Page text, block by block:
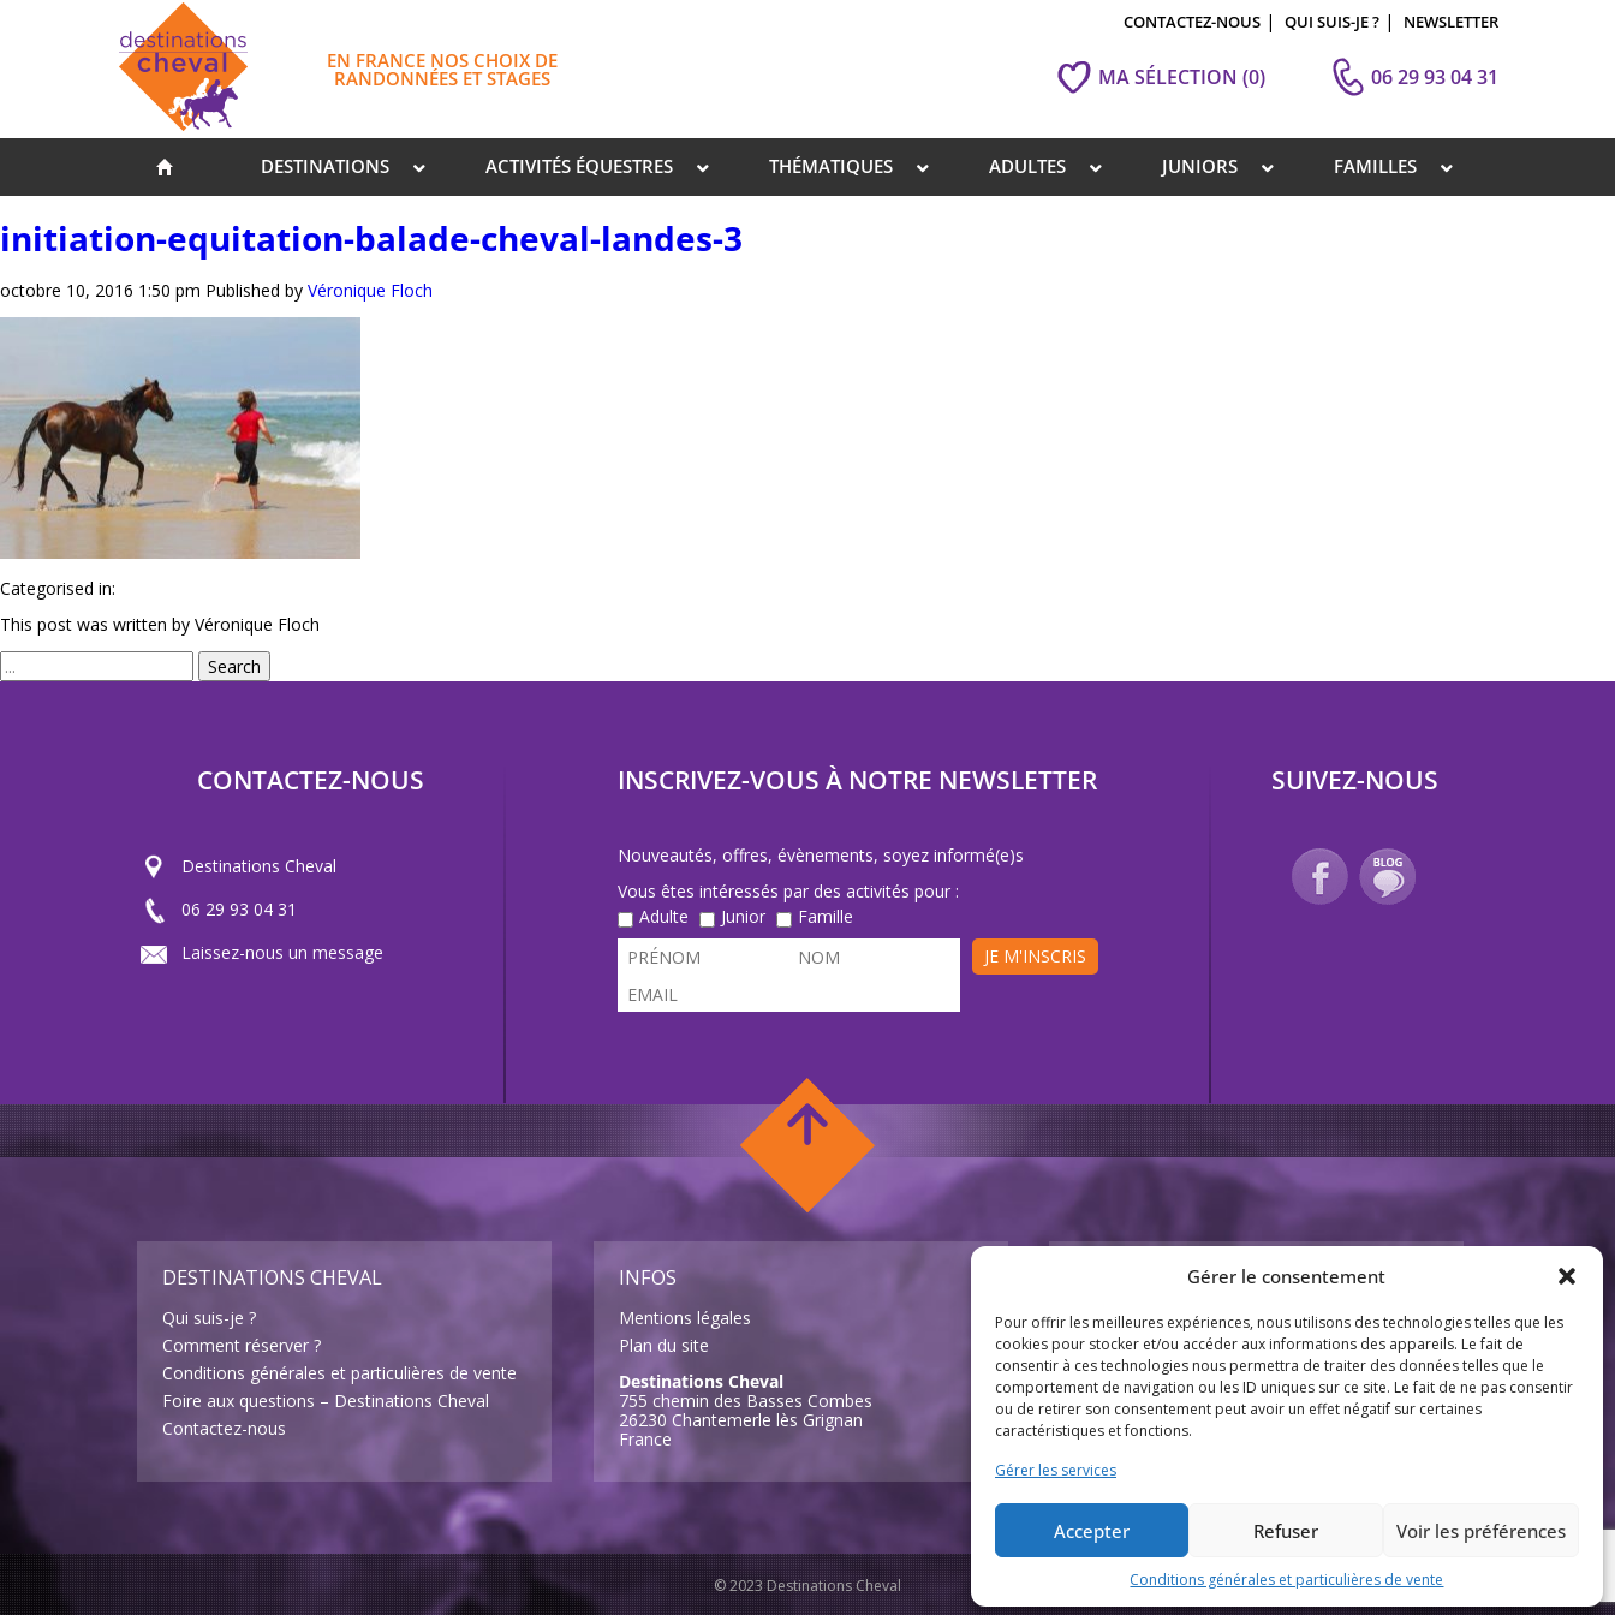
Gérer le consentement
Pour offrir les meilleures expériences, nous utilisons des technologies telles que les
cookies pour stocker et/ou accéder aux informations des appareils. Le fait de
consentir à ces technologies nous permettra de traiter des données telles que le
comportement de navigation ou les ID uniques sur ce site. Le fait de ne pas consentir
ou de retirer son consentement peut avoir un effet négatif sur certaines
caractéristiques et fonctions.
Gérer les services
Accepter Refuser Voir les préférences
Conditions générales et particulières de vente
EN FRANCE NOS CHOIX DE
RANDONNÉES ET STAGES MA SÉLECTION (0) 06 29 93 04 31
CONTACTEZ-NOUS QUI SUIS-JE ? NEWSLETTER
DESTINATIONS ACTIVITÉS ÉQUESTRES THÉMATIQUES ADULTES JUNIORS FAMILLES
initiation-equitation-balade-cheval-landes-3
octobre 10, 2016 1:50 pm Published by Véronique Floch
Categorised in:
This post was written by Véronique Floch
Search
CONTACTEZ-NOUS
Destinations Cheval
06 29 93 04 31
Laissez-nous un message
INSCRIVEZ-VOUS À NOTRE NEWSLETTER
Nouveautés, offres, évènements, soyez informé(e)s
Vous êtes intéressés par des activités pour :
Adulte
Junior
Famille
JE M'INSCRIS
SUIVEZ-NOUS
DESTINATIONS CHEVAL
Qui suis-je ?
Comment réserver ?
Conditions générales et particulières de vente
Foire aux questions – Destinations Cheval
Contactez-nous
INFOS
Mentions légales
Plan du site
Destinations Cheval
755 chemin des Basses Combes
26230 Chantemerle lès Grignan
France
Tourisme équestre
Activités équestres
Activités pour enfants
© 2023 Destinations Cheval